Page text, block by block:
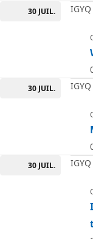
30 JUIL.
30 JUIL.
30 JUIL.